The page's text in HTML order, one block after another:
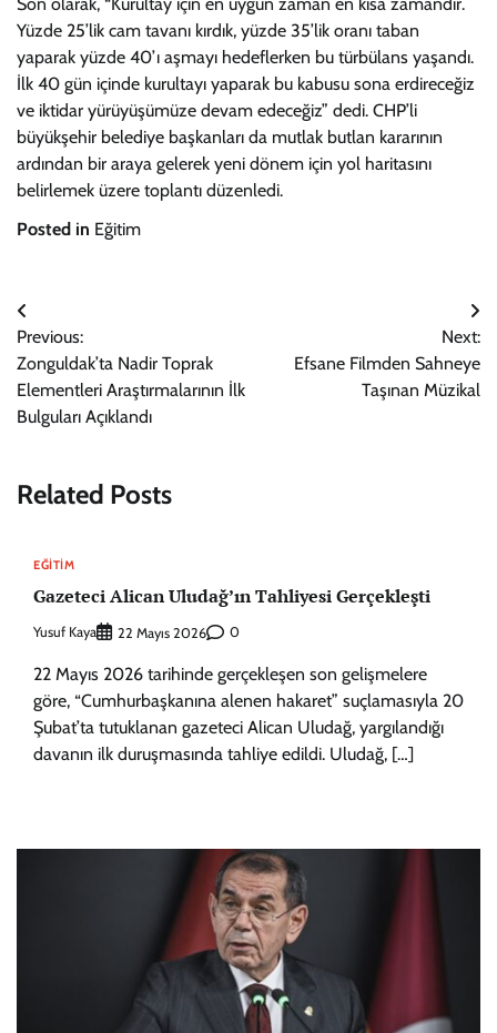
Yüzde 25’lik cam tavanı kırdık, yüzde 35’lik oranı taban
yaparak yüzde 40’ı aşmayı hedeflerken bu türbülans yaşandı.
İlk 40 gün içinde kurultayı yaparak bu kabusu sona erdireceğiz
ve iktidar yürüyüşümüze devam edeceğiz” dedi. CHP’li
büyükşehir belediye başkanları da mutlak butlan kararının
ardından bir araya gelerek yeni dönem için yol haritasını
belirlemek üzere toplantı düzenledi.
Posted in Eğitim
Yazı
gezinmesi
Previous:
Zonguldak’ta Nadir Toprak
Elementleri Araştırmalarının İlk
Bulguları Açıklandı
Next:
Efsane Filmden Sahneye
Taşınan Müzikal
Related Posts
EĞITIM
Gazeteci Alican Uludağ’ın Tahliyesi Gerçekleşti
Yusuf Kaya 22 Mayıs 2026 0
22 Mayıs 2026 tarihinde gerçekleşen son gelişmelere
göre, “Cumhurbaşkanına alenen hakaret” suçlamasıyla 20
Şubat’ta tutuklanan gazeteci Alican Uludağ, yargılandığı
davanın ilk duruşmasında tahliye edildi. Uludağ, […]